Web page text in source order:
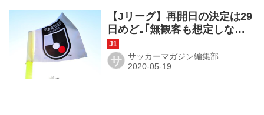
【Jリーグ】再開日の決定は29
日めど｡｢無観客も想定しない
といけない｣
サ サッカーマガジン編集部